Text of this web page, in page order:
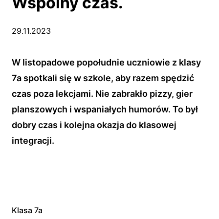
29.11.2023
W listopadowe popołudnie uczniowie z klasy
7a spotkali się w szkole, aby razem spędzić
czas poza lekcjami. Nie zabrakło pizzy, gier
planszowych i wspaniałych humorów. To był
dobry czas i kolejna okazja do klasowej
integracji.
Klasa 7a